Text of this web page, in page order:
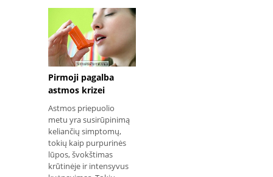
Pirmoji pagalba
astmos krizei
Astmos priepuolio
metu yra susirūpinimą
keliančių simptomų,
tokių kaip purpurinės
lūpos, švokštimas
krūtinėje ir intensyvus